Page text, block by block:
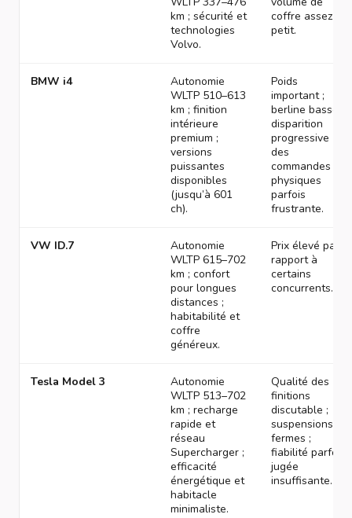
km ; sécurité et
technologies
Volvo.
coffre assez
petit.
BMW i4
Autonomie
WLTP 510–613
km ; finition
intérieure
premium ;
versions
puissantes
disponibles
(jusqu’à 601
ch).
Poids
important ;
berline basse ;
disparition
progressive
des
commandes
physiques
parfois
frustrante.
VW ID.7
Autonomie
WLTP 615–702
km ; confort
pour longues
distances ;
habitabilité et
coffre
généreux.
Prix élevé par
rapport à
certains
concurrents.
Tesla Model 3
Autonomie
WLTP 513–702
km ; recharge
rapide et
réseau
Supercharger ;
efficacité
énergétique et
habitacle
minimaliste.
Qualité des
finitions
discutable ;
suspensions
fermes ;
fiabilité parfois
jugée
insuffisante.